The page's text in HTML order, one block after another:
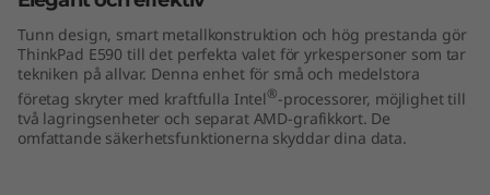
Tunn design, smart metallkonstruktion och hög prestanda gör
ThinkPad E590 till det perfekta valet för yrkespersoner som tar
tekniken på allvar. Denna enhet för små och medelstora
företag skryter med kraftfulla Intel®-processorer, möjlighet till
två lagringsenheter och separat AMD-grafikkort. De
omfattande säkerhetsfunktionerna skyddar dina data.